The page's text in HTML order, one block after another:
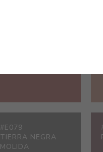
#E079
TIERRA NEGRA
MOLIDA